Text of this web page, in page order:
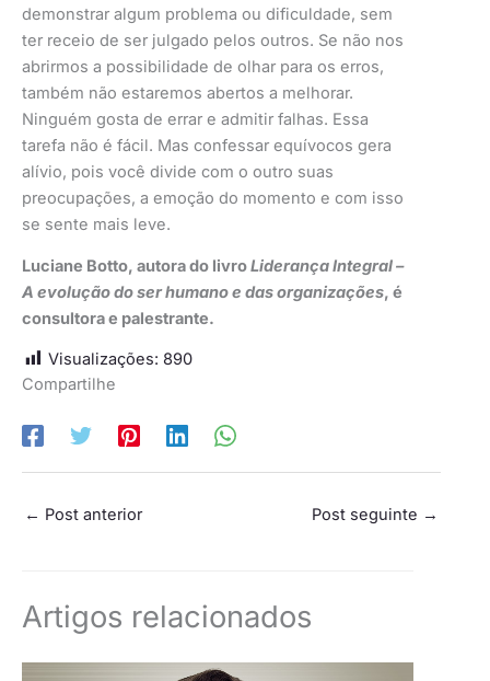
demonstrar algum problema ou dificuldade, sem
ter receio de ser julgado pelos outros. Se não nos
abrirmos a possibilidade de olhar para os erros,
também não estaremos abertos a melhorar.
Ninguém gosta de errar e admitir falhas. Essa
tarefa não é fácil. Mas confessar equívocos gera
alívio, pois você divide com o outro suas
preocupações, a emoção do momento e com isso
se sente mais leve.
Luciane Botto, autora do livroLiderança Integral –
A evolução do ser humano e das organizações, é
consultora e palestrante.
Visualizações: 890
Compartilhe
← Post anterior Post seguinte →
Artigos relacionados